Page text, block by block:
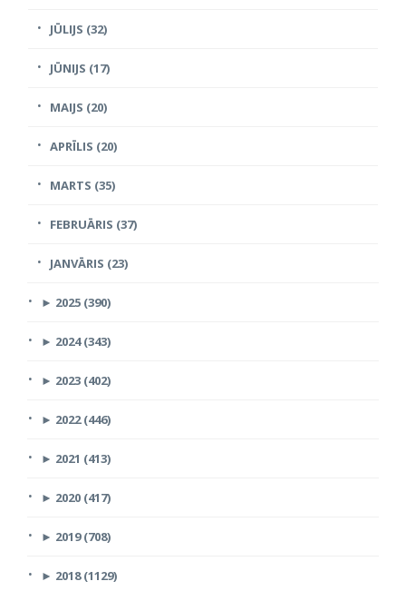
JŪLIJS (32)
JŪNIJS (17)
MAIJS (20)
APRĪLIS (20)
MARTS (35)
FEBRUĀRIS (37)
JANVĀRIS (23)
► 2025 (390)
► 2024 (343)
► 2023 (402)
► 2022 (446)
► 2021 (413)
► 2020 (417)
► 2019 (708)
► 2018 (1129)